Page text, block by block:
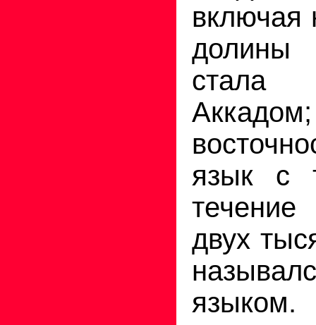
включая
стала
Аккадом;
язык с
двух
языком.